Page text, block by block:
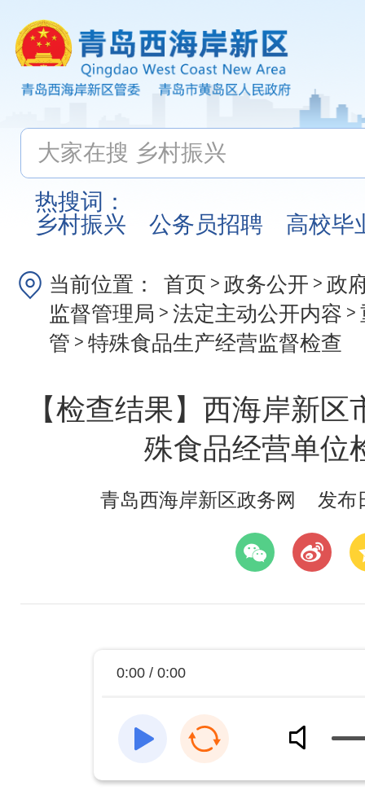
热搜词：
乡村振兴
公务员招聘 高校毕
当前位置： 首页 > 政务公开 > 政
监督管理局 > 法定主动公开内容 >
管 > 特殊食品生产经营监督检查
【检查结果】西海岸新
殊食品经营单位
青岛西海岸新区政务网 发布
0:00 / 0:00